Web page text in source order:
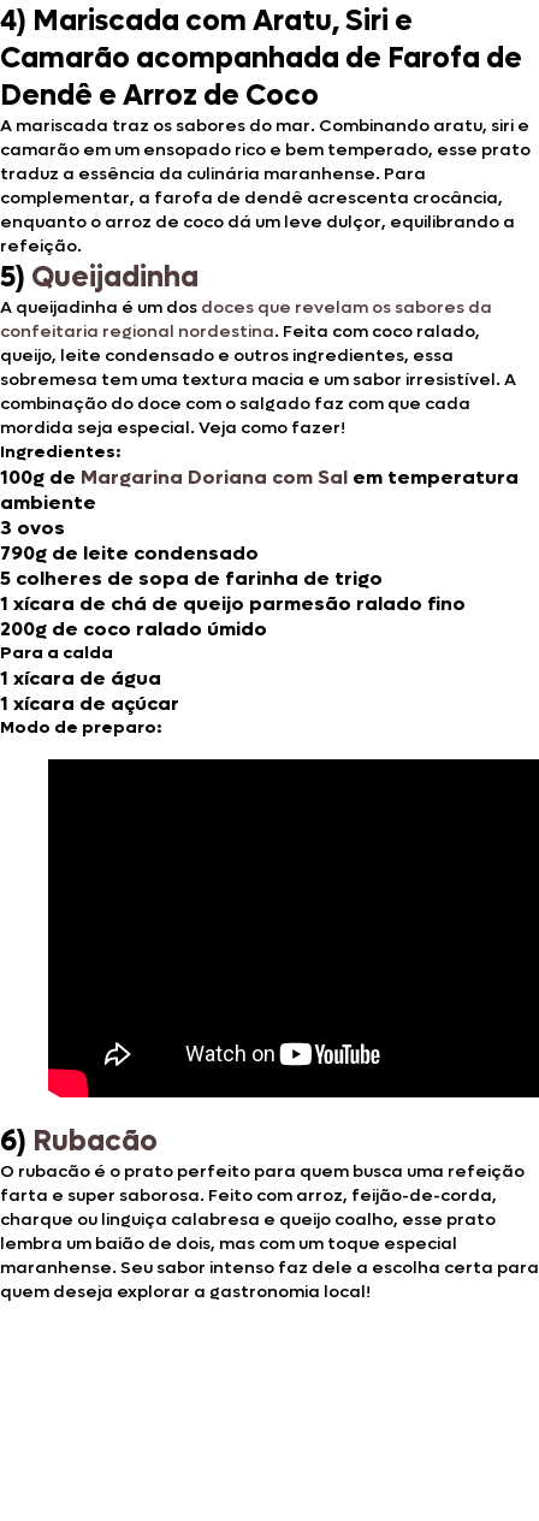
4) Mariscada com Aratu, Siri e
Camarão acompanhada de Farofa de
Dendê e Arroz de Coco
A mariscada traz os sabores do mar. Combinando aratu, siri e
camarão em um ensopado rico e bem temperado, esse prato
traduz a essência da culinária maranhense. Para
complementar, a farofa de dendê acrescenta crocância,
enquanto o arroz de coco dá um leve dulçor, equilibrando a
refeição.
5) Queijadinha
A queijadinha é um dos doces que revelam os sabores da
confeitaria regional nordestina. Feita com coco ralado,
queijo, leite condensado e outros ingredientes, essa
sobremesa tem uma textura macia e um sabor irresistível. A
combinação do doce com o salgado faz com que cada
mordida seja especial. Veja como fazer!
Ingredientes:
100g de Margarina Doriana com Sal em temperatura
ambiente
3 ovos
790g de leite condensado
5 colheres de sopa de farinha de trigo
1 xícara de chá de queijo parmesão ralado fino
200g de coco ralado úmido
Para a calda
1 xícara de água
1 xícara de açúcar
Modo de preparo:
6) Rubacão
O rubacão é o prato perfeito para quem busca uma refeição
farta e super saborosa. Feito com arroz, feijão-de-corda,
charque ou linguiça calabresa e queijo coalho, esse prato
lembra um baião de dois, mas com um toque especial
maranhense. Seu sabor intenso faz dele a escolha certa para
quem deseja explorar a gastronomia local!